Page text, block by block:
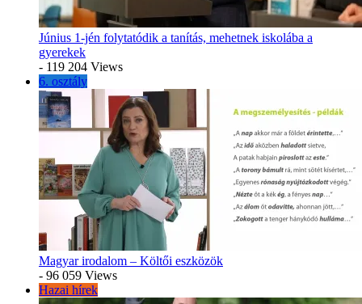
Június 1-jén folytatódik a tanítás, mehetnek iskolába a
gyerekek
- 119 204 Views
6. osztály
Magyar irodalom – Költői eszközök
- 96 059 Views
Hazai hírek